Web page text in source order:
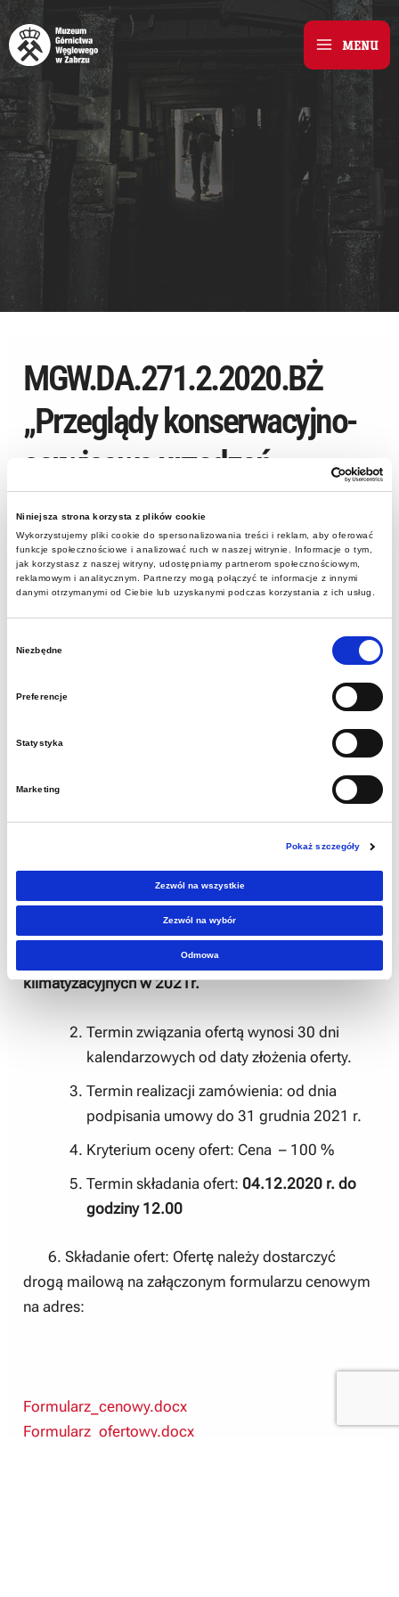
Niniejsza strona korzysta z plików cookie
Wykorzystujemy pliki cookie do spersonalizowania treści i reklam, aby oferować
funkcje społecznościowe i analizować ruch w naszej witrynie. Informacje o tym,
jak korzystasz z naszej witryny, udostępniamy partnerom społecznościowym,
reklamowym i analitycznym. Partnerzy mogą połączyć te informacje z innymi
danymi otrzymanymi od Ciebie lub uzyskanymi podczas korzystania z ich usług.
Niezbędne
Preferencje
Statystyka
Marketing
Pokaż szczegóły
Zezwól na wszystkie
Zezwól na wybór
Odmowa
to
content
Main
MENU
MGW.DA.271.2.2020.BŻ
„Przeglądy konserwacyjno-
serwisowe urządzeń
klimatyzacyjnych w 2021r.”
Postępowanie prowadzone na podstawie
Regulaminu udzielania zamówień publicznych
wartości nieprzekraczającej kwoty wskazanej w art.
4 pkt 8 Ustawy z dnia 29 stycznia 2004r. Prawo
Niniejsze rozeznanie cenowe ma na celu ustalenie
szacunkowej wartości przedmiotu zamówienia,
które może jednocześnie prowadzić do wyłonienia
Zwracamy się z prośbą o przedstawienie
oferty na przedmiot zamówienia:
Przeglądy konserwacyjno-serwisowe urządzeń
klimatyzacyjnych w 2021r.
Termin związania ofertą wynosi 30 dni
kalendarzowych od daty złożenia oferty.
Termin realizacji zamówienia: od dnia
podpisania umowy do 31 grudnia 2021 r.
Kryterium oceny ofert: Cena – 100 %
Termin składania ofert: 04.12.2020 r. do
godziny 12.00
6. Składanie ofert: Ofertę należy dostarczyć
drogą mailową na załączonym formularzu cenowym
na adres:
Formularz_cenowy.docx
Formularz_ofertowy.docx